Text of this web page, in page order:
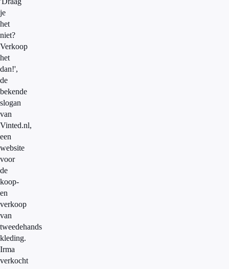
je
het
niet?
Verkoop
het
dan!',
de
bekende
slogan
van
Vinted.nl,
een
website
voor
de
koop-
en
verkoop
van
tweedehands
kleding.
Irma
verkocht